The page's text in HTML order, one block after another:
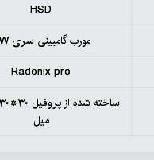
HSD
مورب گامبینی سری HW
Radonix pro
میل